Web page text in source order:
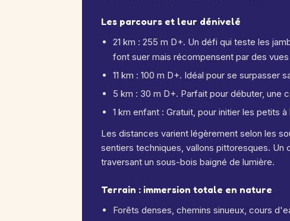
Les parcours et leur dénivelé
21 km : 255 m D+. Un défi qui teste les
font suer mais récompensent par des
11 km : 100 m D+. Idéal pour se surpasser
5 km : 30 m D+. Parfait pour débuter, une
1 km enfant : Gratuit, pour initier les petits
Les distances varient légèrement selon les
sentiers techniques, vallons pittoresques.
traversant un sous-bois baigné de lumière.
Terrain : immersion totale en nature
Forêts denses, chemins sinueux, cours